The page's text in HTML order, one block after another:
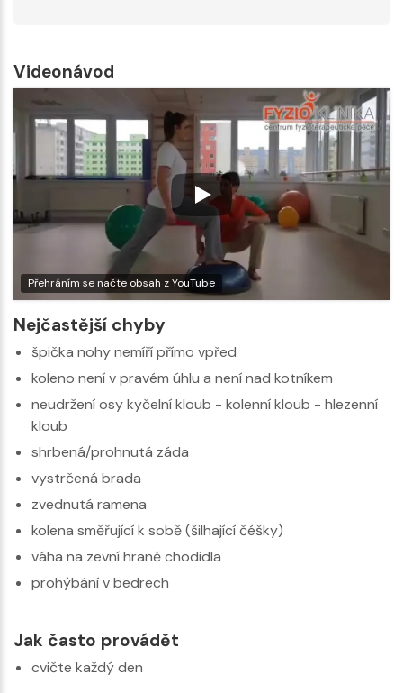
Videonávod
Přehráním se načte obsah z YouTube
Nejčastější chyby
špička nohy nemíří přímo vpřed
koleno není v pravém úhlu a není nad kotníkem
neudržení osy kyčelní kloub - kolenní kloub - hlezenní
kloub
shrbená/prohnutá záda
vystrčená brada
zvednutá ramena
kolena směřující k sobě (šilhající čéšky)
váha na zevní hraně chodidla
prohýbání v bedrech
Jak často provádět
cvičte každý den